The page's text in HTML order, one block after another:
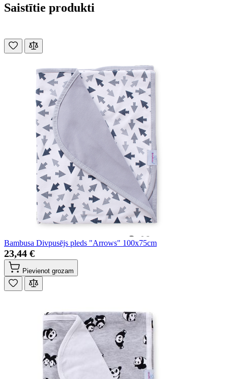
Saistītie produkti
Bambusa Divpusējs pleds "Arrows" 100x75cm
23,44 €
Pievienot grozam